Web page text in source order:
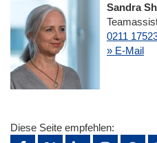
Sandra
0211
» E-Mail
Diese Seite empfehlen: